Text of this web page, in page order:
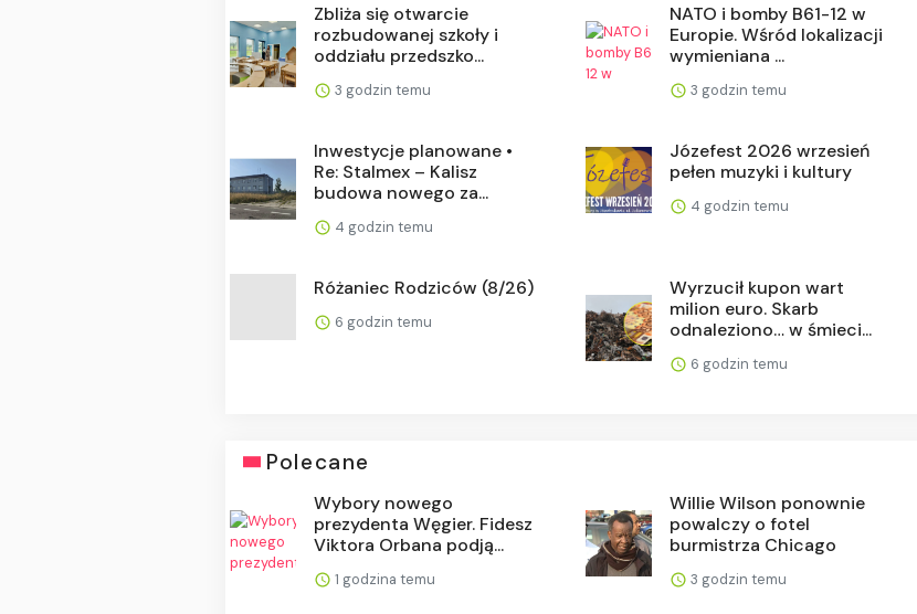
Zbliża się otwarcie
rozbudowanej szkoły i
oddziału przedszko...
3 godzin temu
NATO i bomby B61-12 w
Europie. Wśród lokalizacji
wymieniana ...
3 godzin temu
Inwestycje planowane •
Re: Stalmex – Kalisz
budowa nowego za...
4 godzin temu
Józefest 2026 wrzesień
pełen muzyki i kultury
4 godzin temu
Różaniec Rodziców (8/26)
6 godzin temu
Wyrzucił kupon wart
milion euro. Skarb
odnaleziono… w śmieci...
6 godzin temu
Polecane
Wybory nowego
prezydenta Węgier. Fidesz
Viktora Orbana podją...
1 godzina temu
Willie Wilson ponownie
powalczy o fotel
burmistrza Chicago
3 godzin temu